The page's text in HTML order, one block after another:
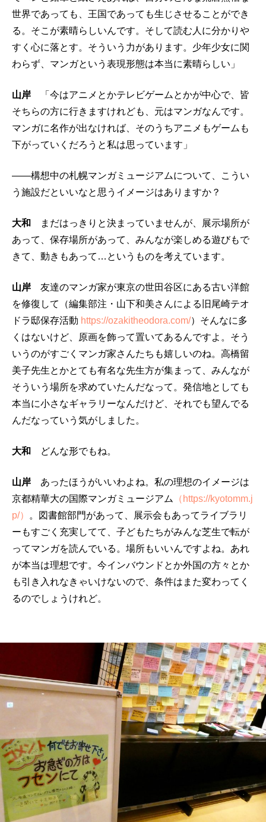
世界であっても、王国であっても生じさせることができ
る。そこが素晴らしいんです。そして読む人に分かりや
すく心に落とす。そういう力があります。少年少女に関
わらず、マンガという表現形態は本当に素晴らしい」
山岸 「今はアニメとかテレビゲームとかが中心で、皆
そちらの方に行きますけれども、元はマンガなんです。
マンガに名作が出なければ、そのうちアニメもゲームも
下がっていくだろうと私は思っています」
――構想中の札幌マンガミュージアムについて、こうい
う施設だといいなと思うイメージはありますか？
大和
まだはっきりと決まっていませんが、展示場所が
あって、保存場所があって、みんなが楽しめる遊びもで
きて、動きもあって…というものを考えています。
山岸 友達のマンガ家が東京の世田谷区にある古い洋館
を修復して（編集部注・山下和美さんによる旧尾崎テオ
ドラ邸保存活動 https://ozakitheodora.com/）そんなに多
くはないけど、原画を飾って置いてあるんですよ。そう
いうのがすごくマンガ家さんたちも嬉しいのね。高橋留
美子先生とかとても有名な先生方が集まって、みんなが
そういう場所を求めていたんだなって。発信地としても
本当に小さなギャラリーなんだけど、それでも望んでる
んだなっていう気がしました。
大和 どんな形でもね。
山岸 あったほうがいいわよね。私の理想のイメージは
京都精華大の国際マンガミュージアム
（https://kyotomm.j
p/）
。図書館部門があって、展示会もあってライブラリ
ーもすごく充実してて、子どもたちがみんな芝生で転が
ってマンガを読んでいる。場所もいいんですよね。あれ
が本当は理想です。今インバウンドとか外国の方々とか
も引き入れなきゃいけないので、条件はまた変わってく
るのでしょうけれど。